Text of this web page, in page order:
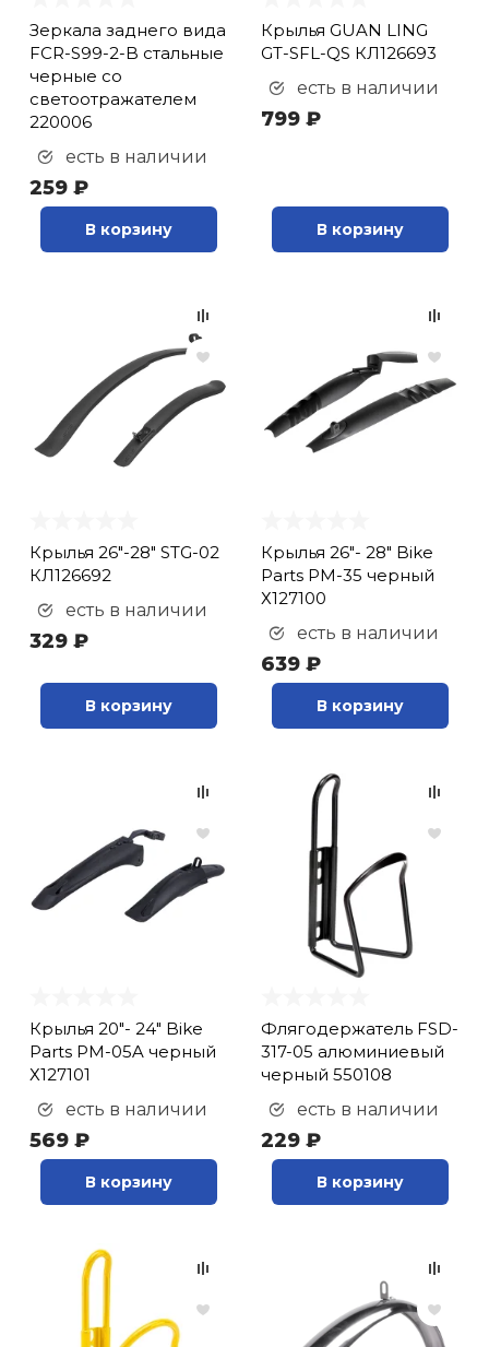
Фонари габаритные
(7)
Фонари на ниппель (
)
Фонарь задний (
Фонарь передний (
Фонарь передний/
задний (1)
Чехол для шлема (
Чехол на колесо (
Чехол на руль (1)
Зеркала заднего вида
FCR-S99-2-B стальные
черные со
светоотражателем
220006
есть в наличии
259 ₽
В корзину
Крылья GUAN LING
GT-SFL-QS КЛ126693
есть в наличии
799 ₽
В корзину
Крылья 26"-28" STG-02
КЛ126692
есть в наличии
329 ₽
В корзину
Крылья 26"- 28" Bike
Parts PM-35 черный
Х127100
есть в наличии
639 ₽
В корзину
Крылья 20"- 24" Bike
Parts PM-05A черный
Х127101
есть в наличии
569 ₽
В корзину
Флягодержатель FSD-
317-05 алюминиевый
черный 550108
есть в наличии
229 ₽
В корзину